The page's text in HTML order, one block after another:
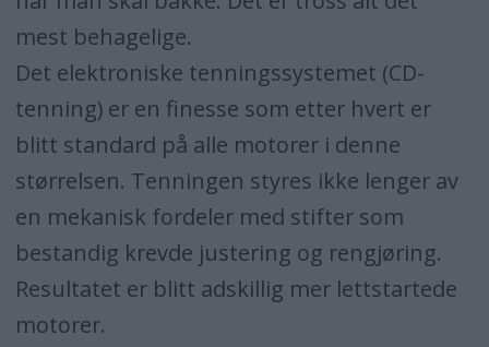
mest behagelige.
Det elektroniske tenningssystemet (CD-
tenning) er en finesse som etter hvert er
blitt standard på alle motorer i denne
størrelsen. Tenningen styres ikke lenger av
en mekanisk fordeler med stifter som
bestandig krevde justering og rengjøring.
Resultatet er blitt adskillig mer lettstartede
motorer.